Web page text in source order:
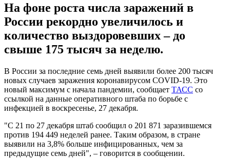
На фоне роста числа заражений в
России рекордно увеличилось и
количество выздоровевших – до
свыше 175 тысяч за неделю.
В России за последние семь дней выявили более 200 тысяч
новых случаев заражения коронавирусом COVID-19. Это
новый максимум с начала пандемии, сообщает ТАСС со
ссылкой на данные оперативного штаба по борьбе с
инфекцией в воскресенье, 27 декабря.
"С 21 по 27 декабря штаб сообщил о 201 871 заразившемся
против 194 449 неделей ранее. Таким образом, в стране
выявили на 3,8% больше инфицированных, чем за
предыдущие семь дней", – говорится в сообщении.